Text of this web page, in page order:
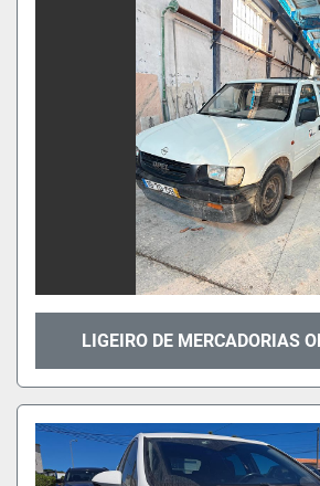
Organizar por
LIGEIRO DE MERCADORIAS